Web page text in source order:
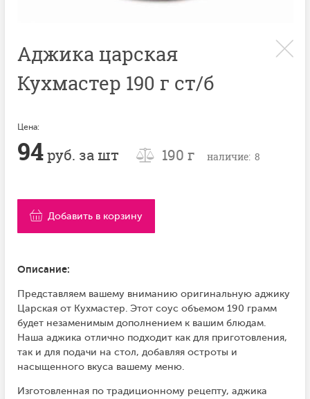
Аджика царская
Кухмастер 190 г ст/б
Цена:
94руб. за шт 190 г наличие: 8
Добавить в корзину
Описание:
Представляем вашему вниманию оригинальную аджику
Царская от Кухмастер. Этот соус объемом 190 грамм
будет незаменимым дополнением к вашим блюдам.
Наша аджика отлично подходит как для приготовления,
так и для подачи на стол, добавляя остроты и
насыщенного вкуса вашему меню.
Изготовленная по традиционному рецепту, аджика